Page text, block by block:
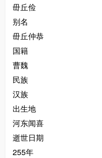
毌丘俭
别名
毌丘仲恭
国籍
曹魏
民族
汉族
出生地
河东闻喜
逝世日期
255年